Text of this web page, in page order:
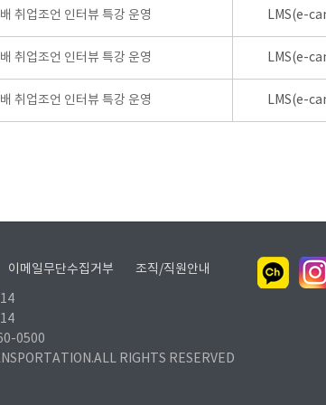
취업조언 인터뷰 특강 운영 LMS(e-
취업조언 인터뷰 특강 운영 LMS(e-
취업조언 인터뷰 특강 운영 LMS(e-
이메일무단수집거부 조직/직원안내
0500
RIGHTS RESERVED